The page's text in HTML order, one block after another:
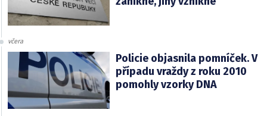
včera
Policie objasnila pomníček. V
případu vraždy z roku 2010
pomohly vzorky DNA